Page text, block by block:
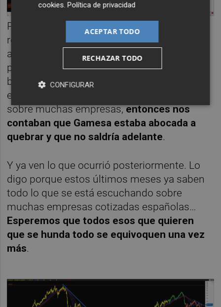
Por último, simplemente hacer un apunte
recordando lo que pasó unos años atrás,
adjuntamos el siguiente gráfico donde
podrán ver que el valor llegó a caer en
barrena hasta rondar el euro. Por aquel
entonces se oía lo que se oye a día de hoy
sobre muchas empresas,entonces nos
contaban que Gamesa estaba abocada a
quebrar y que no saldría adelante.
Y ya ven lo que ocurrió posteriormente. Lo
digo porque estos últimos meses ya saben
todo lo que se está escuchando sobre
muchas empresas cotizadas españolas…
Esperemos que todos esos que quieren
que se hunda todo se equivoquen una vez
más.
cookies.Política de privacidad
ACEPTAR TODO
RECHAZAR TODO
CONFIGURAR